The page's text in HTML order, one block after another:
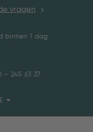
vragen
binnen 1 dag
– 245 63 37